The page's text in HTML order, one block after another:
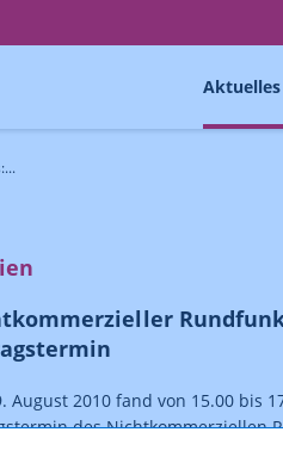
Aktuelles
August 2010 fand von 15.00 bis
des Nichtkommerziellen